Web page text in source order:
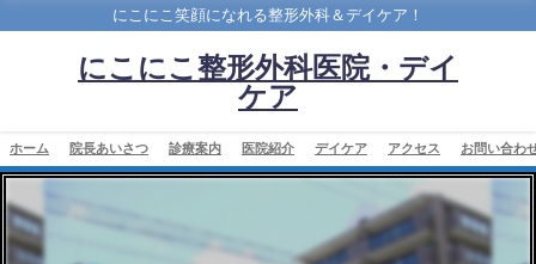
にこにこ笑顔になれる整形外科＆デイケア！
にこにこ整形外科医院・デイ
ケア
ホーム 院長あいさつ 診療案内 医院紹介 デイケア アクセス お問い合わ